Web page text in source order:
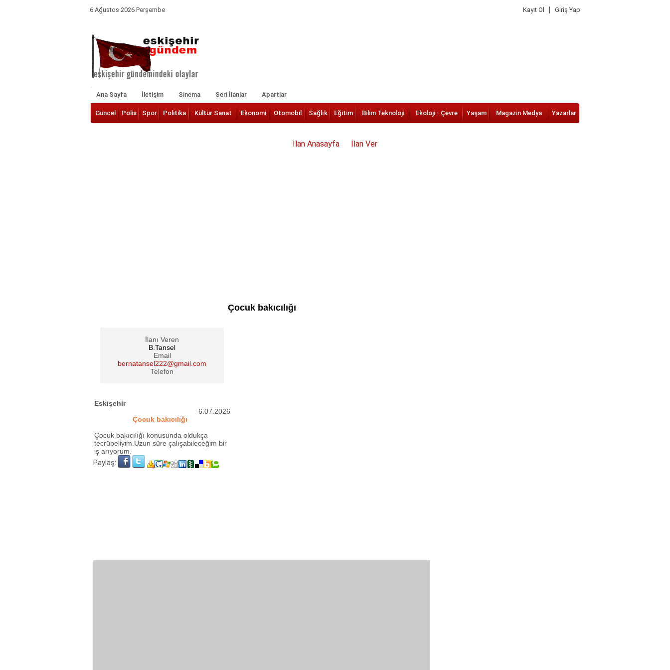
6 Ağustos 2026 Perşembe Kayıt Ol Giriş Yap
Ana Sayfa İletişim Sinema Seri İlanlar Apartlar
Güncel Polis Spor Politika Kültür Sanat Ekonomi Otomobil Sağlık Eğitim Bilim Teknoloji Ekoloji - Çevre Yaşam Magazin Medya Yazarlar
İlan Anasayfa İlan Ver
Çocuk bakıcılığı
İlanı Veren
B.Tansel
Email
bernatansel222@gmail.com
Telefon
Eskişehir
6.07.2026
Çocuk bakıcılığı
Çocuk bakıcılığı konusunda oldukça
tecrübeliyim.Uzun süre çalışabileceğim bir
iş arıyorum.
Paylaş: